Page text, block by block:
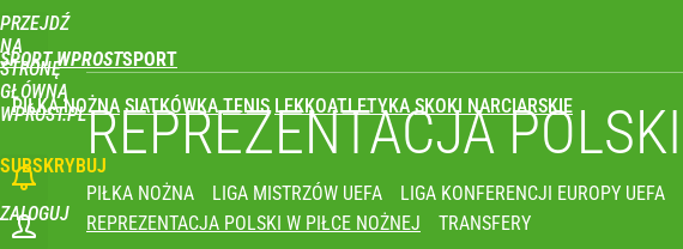
PRZEJDŹ
NA
STRONĘ
GŁÓWNĄ
WPROST.PL
SPORT WPROST
PIŁKA NOŻNA SIATKÓWKA TENIS LEKKOATLETYKA SKOKI NARCIARSKIE
SUBSKRYBUJ
ZALOGUJ
REPREZENTACJA POLSKI
PIŁKA NOŻNA LIGA MISTRZÓW UEFA LIGA KONFERENCJI EUROPY UEFA
REPREZENTACJA POLSKI W PIŁCE NOŻNEJ
TRANSFERY